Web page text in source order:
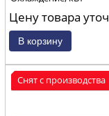
Цену товара
Снят с производства